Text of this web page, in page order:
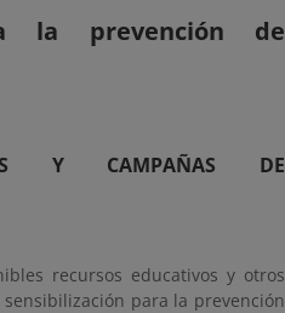
la prevención de
Y CAMPAÑAS DE
recursos educativos y otros
para la prevención